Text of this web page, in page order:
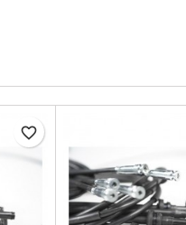
favorite_border